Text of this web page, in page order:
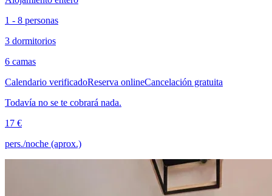
1 - 8 personas
3 dormitorios
6 camas
Calendario verificadoReserva onlineCancelación gratuita
Todavía no se te cobrará nada.
17 €
pers./noche (aprox.)